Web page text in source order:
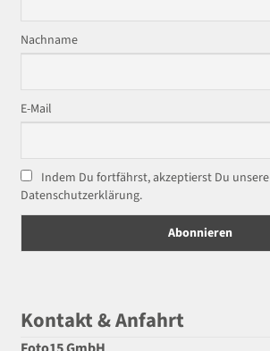
Nachname
E-Mail
Indem Du fortfährst, akzeptierst Du unsere
Datenschutzerklärung.
Kontakt & Anfahrt